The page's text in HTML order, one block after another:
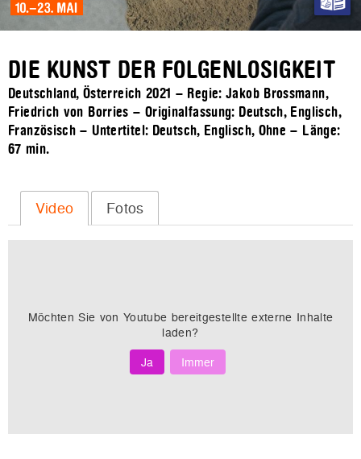
DIE KUNST DER FOLGENLOSIGKEIT
Deutschland, Österreich 2021 – Regie: Jakob Brossmann,
Friedrich von Borries – Originalfassung: Deutsch, Englisch,
Französisch – Untertitel: Deutsch, Englisch, Ohne – Länge:
67 min.
Video Fotos
Möchten Sie von Youtube bereitgestellte externe Inhalte
laden?
Ja
Immer